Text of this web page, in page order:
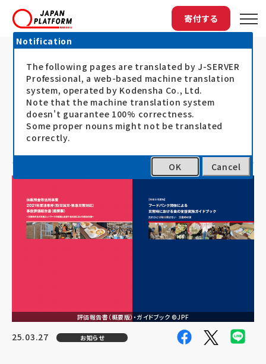
寄付する
トップ 最新情報 【休眠預金活用事業】地域事業部ブログ「事...
【休眠預金活用事業】地域事業部ブロ
グ「事後評価報告書【概要版】と災害
時の食支援ガイドブックを公開しまし
評価報告書（概要版）・ガイドブック ©JPF
25.03.27 お知らせ
Notification
The following pages are translated by J-SERVER
Professional, a web-based machine translation
system, operated by Kodensha Co., Ltd.
Note that the machine translation system
doesn't guarantee 100% correctness.
Some proper nouns might not be translated
correctly.
OK Cancel